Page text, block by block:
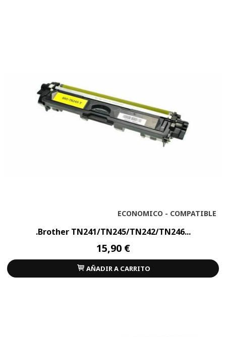
ECONOMICO - COMPATIBLE
.Brother TN241/TN245/TN242/TN246...
15,90 €
AÑADIR A CARRITO